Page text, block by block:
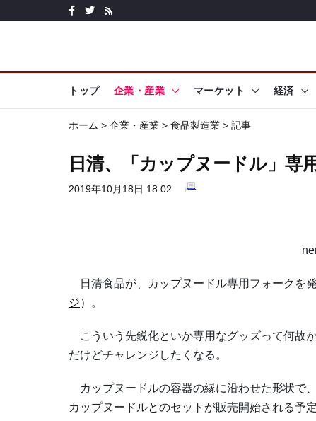
トップ 企業・産業 マーケット 経済
ホーム > 企業・産業 > 食品製造業 > 記事
日清、「カップヌードル」専
2019年10月18日 18:02
日清食品が、カップヌードル専用フォークを
ジ）。
こういう先鋭化といか専用なグッズって何故
だけどチャレンジしたくなる。
カップヌードルの容器の縁に沿わせた形状で
カップヌードルとのセットが販売開始される予定